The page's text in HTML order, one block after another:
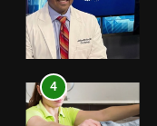
4